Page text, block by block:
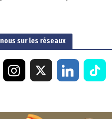
sur les réseaux